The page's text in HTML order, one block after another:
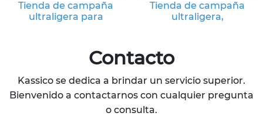
Tienda de campaña
ultraligera para
impermeable
Tienda de campaña
ultraligera,
para senderismo y
montañismo.
Contacto
Kassico se dedica a brindar un servicio superior.
Bienvenido a contactarnos con cualquier pregunta
o consulta.